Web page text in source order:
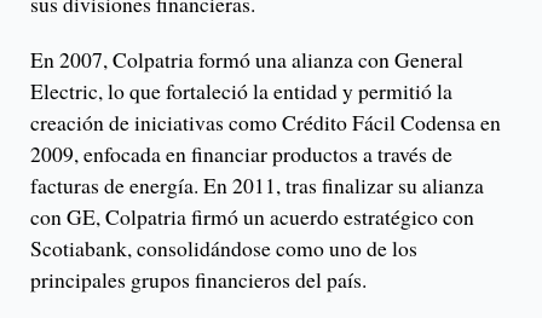
En 2007, Colpatria formó una alianza con General
Electric, lo que fortaleció la entidad y permitió la
creación de iniciativas como Crédito Fácil Codensa en
2009, enfocada en financiar productos a través de
facturas de energía. En 2011, tras finalizar su alianza
con GE, Colpatria firmó un acuerdo estratégico con
Scotiabank, consolidándose como uno de los
principales grupos financieros del país.